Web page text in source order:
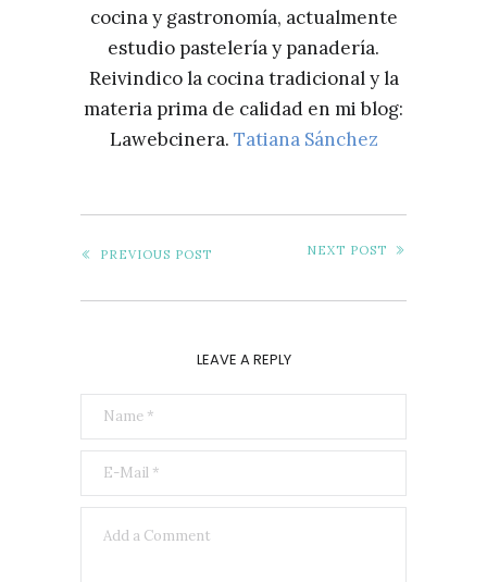
cocina y gastronomía, actualmente
estudio pastelería y panadería.
Reivindico la cocina tradicional y la
materia prima de calidad en mi blog:
Lawebcinera. Tatiana Sánchez
PREVIOUS POST NEXT POST
LEAVE A REPLY